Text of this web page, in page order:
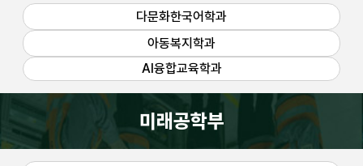
다문화한국어학과
아동복지학과
AI융합교육학과
미래공학부